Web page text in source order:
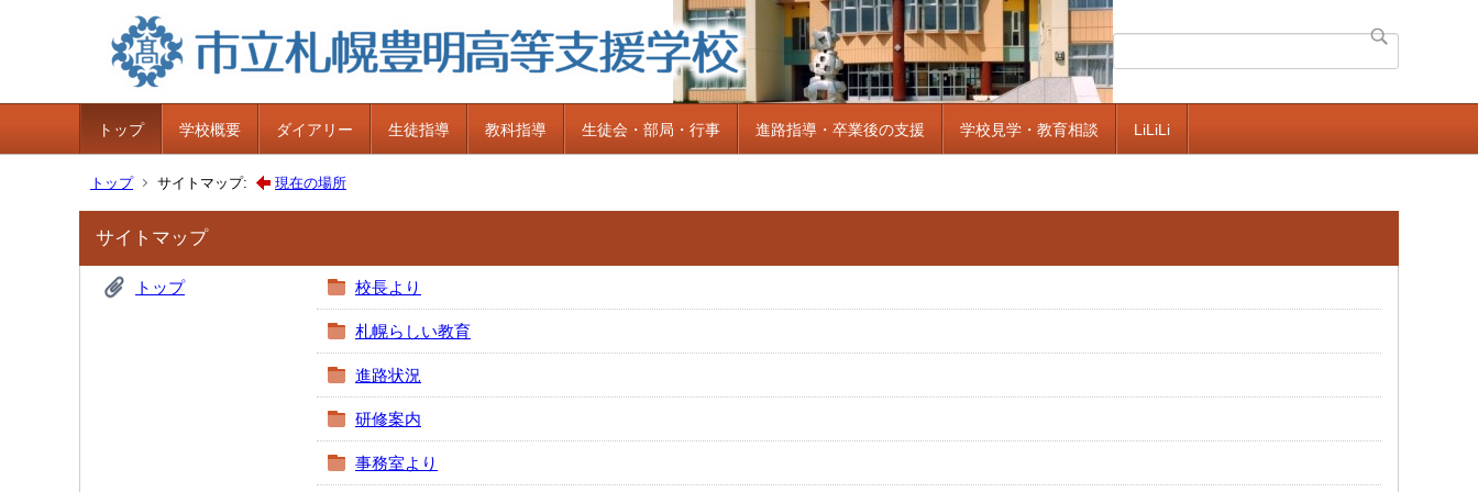
トップ 学校概要 ダイアリー 生徒指導 教科指導 生徒会・部局・行事 進路指導・卒業後の支援 学校見学・教育相談 LiLiLi
トップ サイトマップ: 現在の場所
サイトマップ
トップ 校長より
札幌らしい教育
進路状況
研修案内
事務室より